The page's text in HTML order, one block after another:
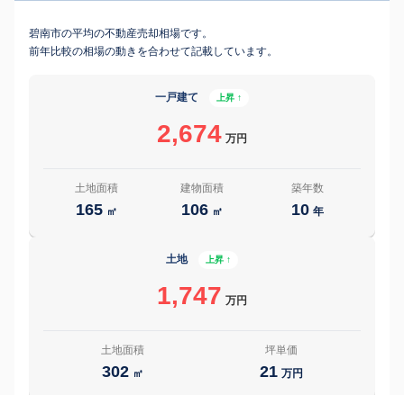
碧南市の平均の不動産売却相場です。
前年比較の相場の動きを合わせて記載しています。
一戸建て 上昇 ↑
2,674 万円
土地面積
165 ㎡
建物面積
106 ㎡
築年数
10 年
土地 上昇 ↑
1,747 万円
土地面積
302 ㎡
坪単価
21 万円